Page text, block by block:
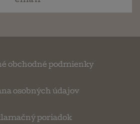
obchodné podmienky
osobných údajov
poriadok